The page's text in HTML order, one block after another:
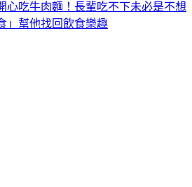
心吃牛肉麵！長輩吃不下未必是不想
」幫他找回飲食樂趣